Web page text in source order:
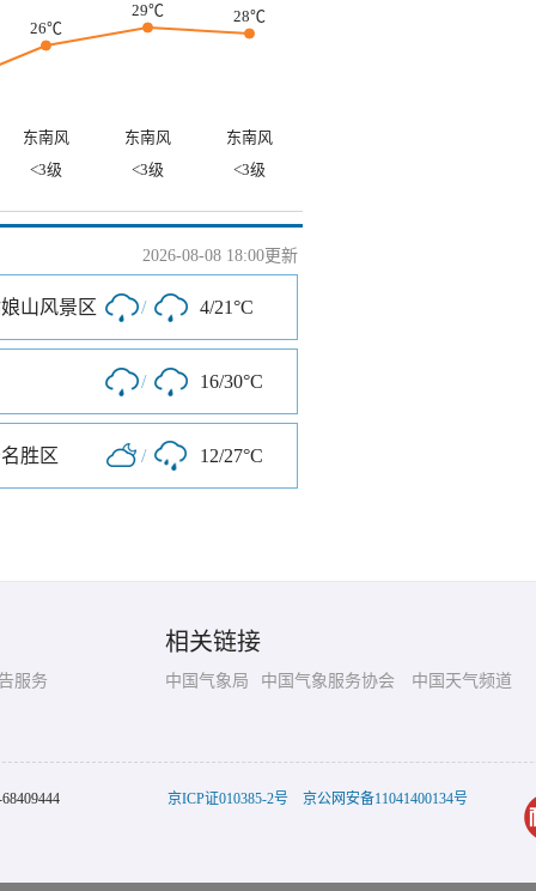
26℃
29℃ 28℃
东南风 东南风
东南风
<3级 <3级 <3级
2026-08-08 18:00更新
山风景区 / 4/21°C
/ 16/30°C
胜区 / 12/27°C
服务
相关链接
中国气象局 中国气象服务协会 中国天气频道
京ICP证010385-2号 京公网安备11041400134号